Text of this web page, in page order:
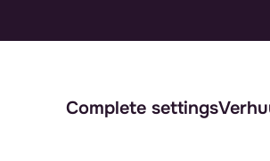
Complete settings